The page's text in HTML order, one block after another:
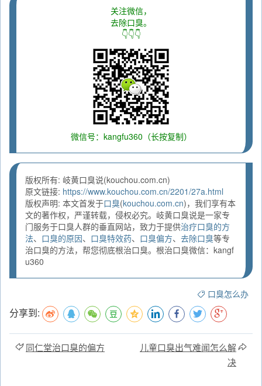
关注微信，
去除口臭。
👇👇👇
微信号：kangfu360（长按复制）
版权所有: 岐黄口臭说(kouchou.com.cn)
原文链接: https://www.kouchou.com.cn/2201/27a.html
版权声明: 本文首发于口臭(kouchou.com.cn)，我们享有本
文的著作权，严谨转载，侵权必究。岐黄口臭说是一家专
门服务于口臭人群的垂直网站，致力于提供治疗口臭的方
法、 口臭的原因、 口臭特效药、 口臭偏方、 去除口臭等专
治口臭的方法，帮您彻底根治口臭。根治口臭微信：kangf
u360
口臭怎么办
分享到:
同仁堂治口臭的偏方
儿童口臭出气难闻怎么解
决